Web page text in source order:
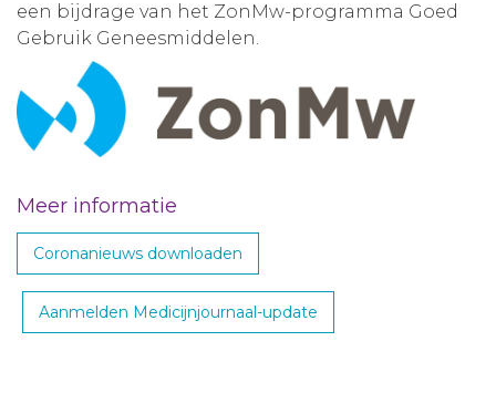
een bijdrage van het ZonMw-programma Goed
Gebruik Geneesmiddelen.
Meer informatie
Coronanieuws downloaden
Aanmelden Medicijnjournaal-update